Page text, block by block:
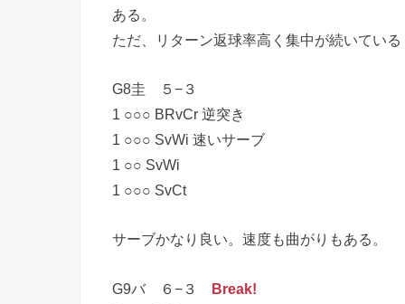
ある。
ただ、リターン返球率高く集中が続いている
G8圭 ５−３
1 ○○○ BRvCr 逆突き
1 ○○○ SvWi 速いサーブ
1 ○○ SvWi
1 ○○○ SvCt
サーブかなり良い。速度も曲がりもある。
G9バ ６−３ Break!